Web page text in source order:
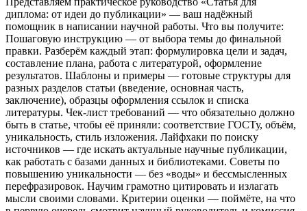
диплома: от идеи до публикации» — ваш надёжный
помощник в написании научной работы. Что вы получите:
Пошаговую инструкцию — от выбора темы до финальной
правки. Разберём каждый этап: формулировка цели и задач,
составление плана, работа с литературой, оформление
результатов. Шаблоны и примеры — готовые структуры для
разных разделов статьи (введение, основная часть,
заключение), образцы оформления ссылок и списка
литературы. Чек‑лист требований — что обязательно должно
быть в статье, чтобы её приняли: соответствие ГОСТу, объём,
уникальность, стиль изложения. Лайфхаки по поиску
источников — где искать актуальные научные публикации,
как работать с базами данных и библиотеками. Советы по
повышению уникальности — без «воды» и бессмысленных
перефразировок. Научим грамотно цитировать и излагать
мысли своими словами. Критерии оценки — поймёте, на что